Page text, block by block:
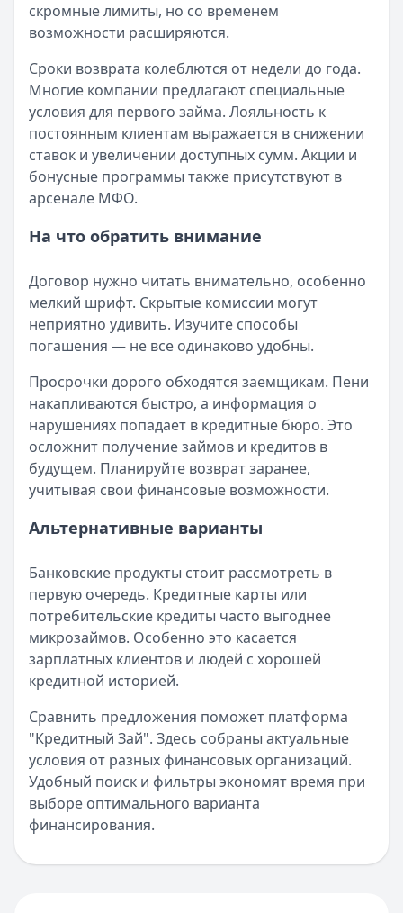
скромные лимиты, но со временем
возможности расширяются.
Сроки возврата колеблются от недели до года.
Многие компании предлагают специальные
условия для первого займа. Лояльность к
постоянным клиентам выражается в снижении
ставок и увеличении доступных сумм. Акции и
бонусные программы также присутствуют в
арсенале МФО.
На что обратить внимание
Договор нужно читать внимательно, особенно
мелкий шрифт. Скрытые комиссии могут
неприятно удивить. Изучите способы
погашения — не все одинаково удобны.
Просрочки дорого обходятся заемщикам. Пени
накапливаются быстро, а информация о
нарушениях попадает в кредитные бюро. Это
осложнит получение займов и кредитов в
будущем. Планируйте возврат заранее,
учитывая свои финансовые возможности.
Альтернативные варианты
Банковские продукты стоит рассмотреть в
первую очередь. Кредитные карты или
потребительские кредиты часто выгоднее
микрозаймов. Особенно это касается
зарплатных клиентов и людей с хорошей
кредитной историей.
Сравнить предложения поможет платформа
"Кредитный Зай". Здесь собраны актуальные
условия от разных финансовых организаций.
Удобный поиск и фильтры экономят время при
выборе оптимального варианта
финансирования.